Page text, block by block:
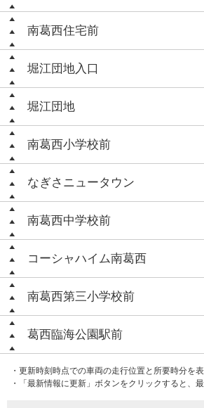
南葛西住宅前
堀江団地入口
堀江団地
南葛西小学校前
なぎさニュータウン
南葛西中学校前
コーシャハイム南葛西
南葛西第三小学校前
葛西臨海公園駅前
・更新時刻時点での車両の走行位置と所要時分を表
・「最新情報に更新」ボタンをクリックすると、